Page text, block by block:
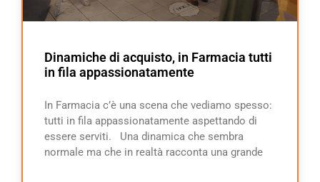
Dinamiche di acquisto, in Farmacia tutti
in fila appassionatamente
In Farmacia c’è una scena che vediamo spesso:
tutti in fila appassionatamente aspettando di
essere serviti. Una dinamica che sembra
normale ma che in realtà racconta una grande